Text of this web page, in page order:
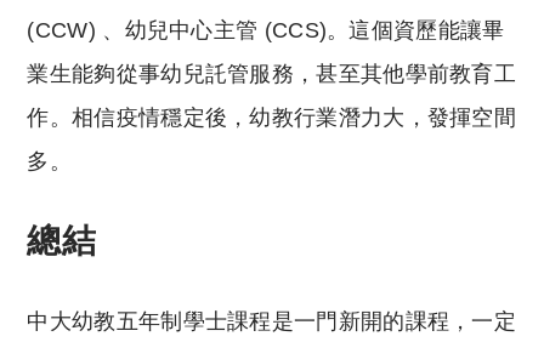
(CCW) 、幼兒中心主管 (CCS)。這個資歷能讓畢
業生能夠從事幼兒託管服務，甚至其他學前教育工
作。相信疫情穩定後，幼教行業潛力大，發揮空間
多。
總結
中大幼教五年制學士課程是一門新開的課程，一定